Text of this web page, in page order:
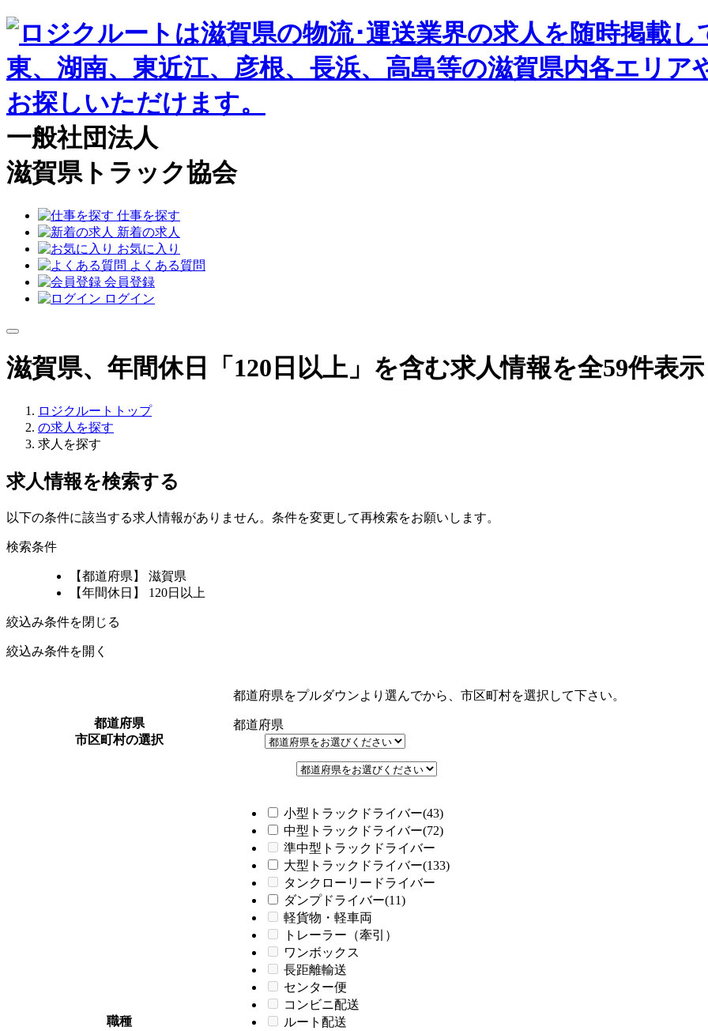
一般社団法人
滋賀県トラック協会
仕事を探す
新着の求人
お気に入り
よくある質問
会員登録
ログイン
滋賀県、年間休日「120日以上」を含む求人情報を全59件表
ロジクルートトップ
の求人を探す
求人を探す
求人情報を検索する
以下の条件に該当する求人情報がありません。条件を変更して再検索をお願いします。
検索条件
【都道府県】 滋賀県
【年間休日】 120日以上
絞込み条件を閉じる
絞込み条件を開く
都道府県
市区町村の選択
都道府県をプルダウンより選んでから、市区町村を選択して下さい。
都道府県
職種
小型トラックドライバー(43)
中型トラックドライバー(72)
準中型トラックドライバー
大型トラックドライバー(133)
タンクローリードライバー
ダンプドライバー(11)
軽貨物・軽車両
トレーラー（牽引）
ワンボックス
長距離輸送
センター便
コンビニ配送
ルート配送